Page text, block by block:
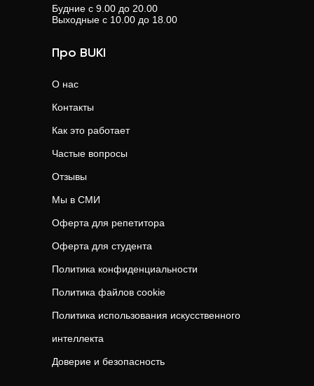
Будние с 9.00 до 20.00
Выходные с 10.00 до 18.00
Про BUKI
О нас
Контакты
Как это работает
Частые вопросы
Отзывы
Мы в СМИ
Оферта для репетитора
Оферта для студента
Политика конфиденциальности
Политика файлов cookie
Политика использования искусственного
интеллекта
Доверие и безопасность